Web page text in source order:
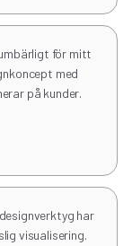
för mitt
med
på kunder.
har
visualisering.